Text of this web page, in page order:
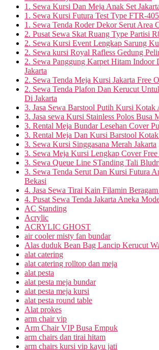
1. Sewa Kursi Dan Meja Anak Set
1. Sewa Kursi Futura Test Type FTR-
1. Sewa Tenda Roder Dekor Serut Area
2. Pusat Sewa Skat Ruang Type Partisi
2. Sewa Kursi Event Lengkap Sarung
2. Sewa kursi Royal Rafless Gedung
2. Sewa Panggung Karpet Hitam Indoor
Jakarta
2. Sewa Tenda Meja Kursi Jakarta Free
2. Sewa Tenda Plafon Dan Kerucut
Di Jakarta
3. Jasa Sewa Barstool Putih Kursi Kotak
3. Jasa sewa Kursi Stainless Polos Busa
3. Rental Meja Bundar Lesehan Cover
3. Rental Meja Dan Kursi Barstool Kotak
3. Sewa Kursi Singgasana Merah Jakarta
3. Sewa Meja Kursi Lengkap Cover
3. Sewa Queue Line STanding Tali
3. Sewa Tenda Serut Dan Kursi Futura
Bekasi
4. Jasa Sewa Tirai Kain Filamin Beragam
4. Pusat Sewa Tenda Jakarta Aneka
AC Standing
Acrylic
ACRYLIC GHOST
air cooler misty fan bundar
Alas duduk Bean Bag Lancip Kerucut
alat catering
alat catering rolltop dan meja
alat pesta
alat pesta meja bundar
alat pesta meja kursi
alat pesta round table
Alat prokes
arm chair vip
Arm Chair VIP Busa Empuk
arm chairs dan tirai hitam
arm chairs kursi vip kayu jati